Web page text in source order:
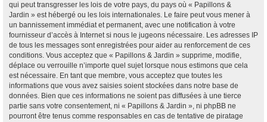
qui peut transgresser les lois de votre pays, du pays où « Papillons &
Jardin » est hébergé ou les lois internationales. Le faire peut vous mener à
un bannissement immédiat et permanent, avec une notification à votre
fournisseur d’accès à Internet si nous le jugeons nécessaire. Les adresses IP
de tous les messages sont enregistrées pour aider au renforcement de ces
conditions. Vous acceptez que « Papillons & Jardin » supprime, modifie,
déplace ou verrouille n’importe quel sujet lorsque nous estimons que cela
est nécessaire. En tant que membre, vous acceptez que toutes les
informations que vous avez saisies soient stockées dans notre base de
données. Bien que ces informations ne soient pas diffusées à une tierce
partie sans votre consentement, ni « Papillons & Jardin », ni phpBB ne
pourront être tenus comme responsables en cas de tentative de piratage